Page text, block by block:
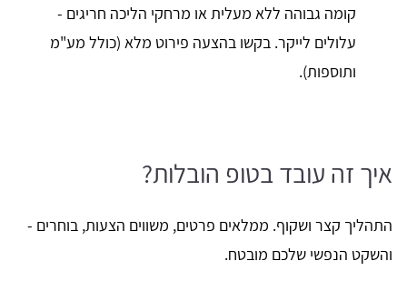
קומה גבוהה ללא מעלית או מרחקי הליכה חריגים -
עלולים לייקר. בקשו בהצעה פירוט מלא (כולל מע"מ
ותוספות).
איך זה עובד בטופ הובלות?
התהליך קצר ושקוף. ממלאים פרטים, משווים הצעות, בוחרים -
והשקט הנפשי שלכם מובטח.